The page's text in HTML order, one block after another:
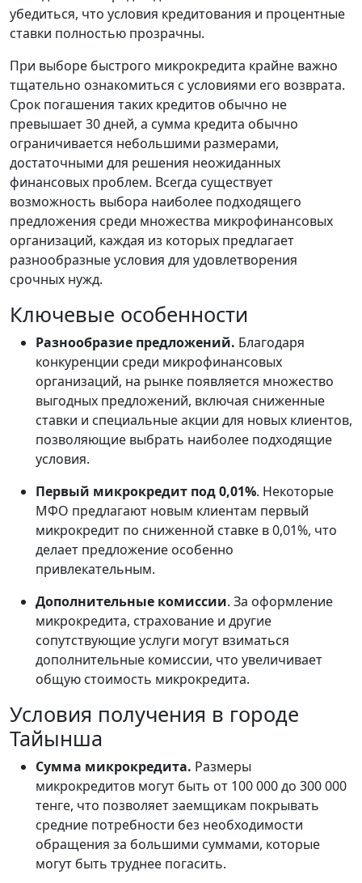
убедиться, что условия кредитования и процентные
ставки полностью прозрачны.
При выборе быстрого микрокредита крайне важно
тщательно ознакомиться с условиями его возврата.
Срок погашения таких кредитов обычно не
превышает 30 дней, а сумма кредита обычно
ограничивается небольшими размерами,
достаточными для решения неожиданных
финансовых проблем. Всегда существует
возможность выбора наиболее подходящего
предложения среди множества микрофинансовых
организаций, каждая из которых предлагает
разнообразные условия для удовлетворения
срочных нужд.
Ключевые особенности
Разнообразие предложений. Благодаря
конкуренции среди микрофинансовых
организаций, на рынке появляется множество
выгодных предложений, включая сниженные
ставки и специальные акции для новых клиентов,
позволяющие выбрать наиболее подходящие
условия.
Первый микрокредит под 0,01%. Некоторые
МФО предлагают новым клиентам первый
микрокредит по сниженной ставке в 0,01%, что
делает предложение особенно
привлекательным.
Дополнительные комиссии. За оформление
микрокредита, страхование и другие
сопутствующие услуги могут взиматься
дополнительные комиссии, что увеличивает
общую стоимость микрокредита.
Условия получения в городе
Тайынша
Сумма микрокредита. Размеры
микрокредитов могут быть от 100 000 до 300 000
тенге, что позволяет заемщикам покрывать
средние потребности без необходимости
обращения за большими суммами, которые
могут быть труднее погасить.